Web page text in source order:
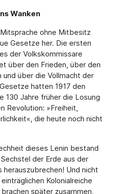
Wanken
ohne Mitbesitz
Gesetze her. Die ersten
der Volkskommissare
über den Frieden, über den
und über die Vollmacht der
hatten 1917 den
130 Jahre früher die Losung
Revolution: »Freiheit,
die heute noch nicht
dieses Lenin bestand
der Erde aus der
herauszubrechen! Und nicht
Kolonialreiche
später zusammen,